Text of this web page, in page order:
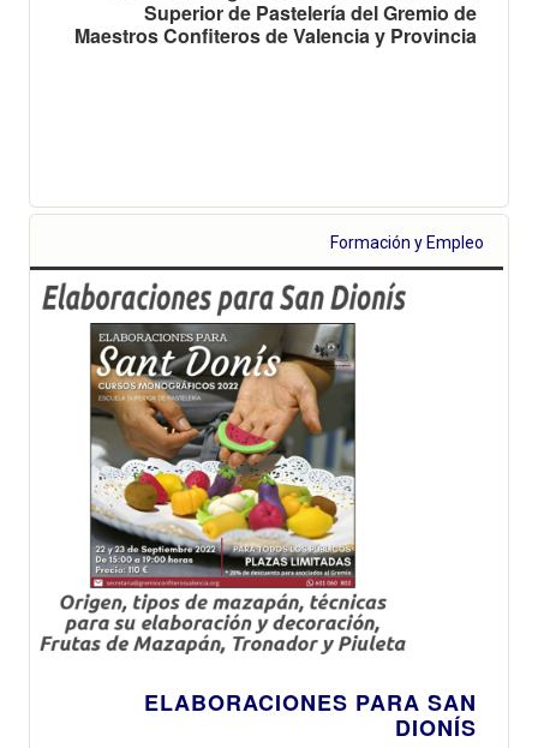
Superior de Pastelería del Gremio de
Maestros Confiteros de Valencia y Provincia
Formación y Empleo
ELABORACIONES PARA SAN
DIONÍS